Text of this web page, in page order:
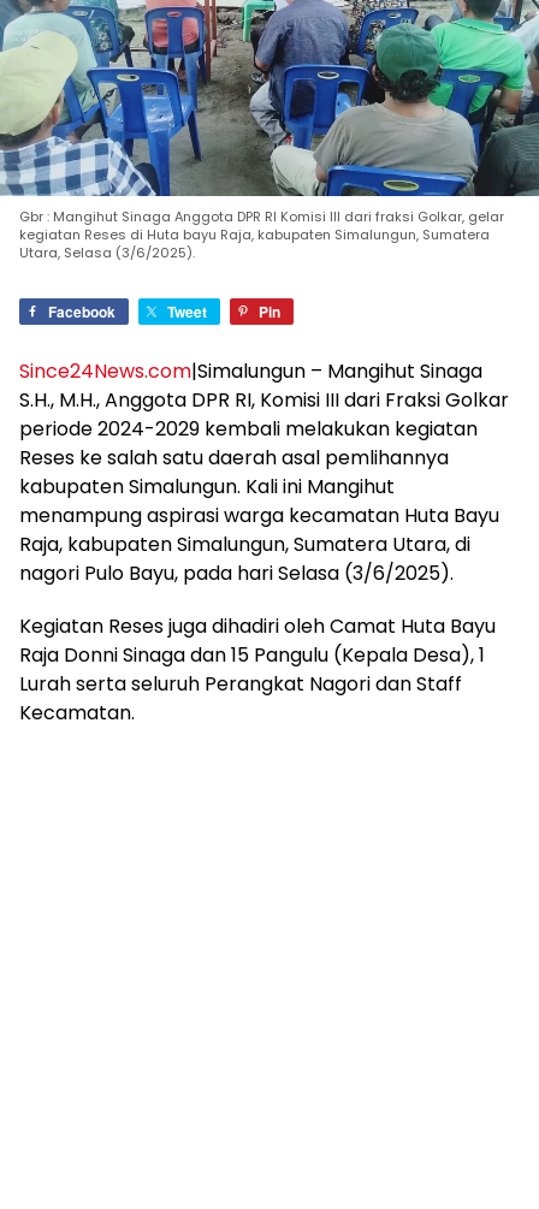
Gbr : Mangihut Sinaga Anggota DPR RI Komisi III dari fraksi Golkar, gelar
kegiatan Reses di Huta bayu Raja, kabupaten Simalungun, Sumatera
Utara, Selasa (3/6/2025).
Facebook Tweet Pin
Since24News.com|Simalungun – Mangihut Sinaga
S.H., M.H., Anggota DPR RI, Komisi III dari Fraksi Golkar
periode 2024-2029 kembali melakukan kegiatan
Reses ke salah satu daerah asal pemlihannya
kabupaten Simalungun. Kali ini Mangihut
menampung aspirasi warga kecamatan Huta Bayu
Raja, kabupaten Simalungun, Sumatera Utara, di
nagori Pulo Bayu, pada hari Selasa (3/6/2025).
Kegiatan Reses juga dihadiri oleh Camat Huta Bayu
Raja Donni Sinaga dan 15 Pangulu (Kepala Desa), 1
Lurah serta seluruh Perangkat Nagori dan Staff
Kecamatan.